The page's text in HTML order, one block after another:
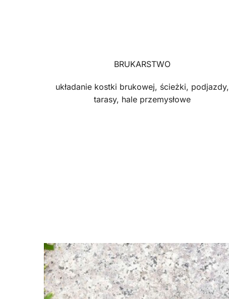
BRUKARSTWO
układanie kostki brukowej, ścieżki, podjazdy,
tarasy, hale przemysłowe